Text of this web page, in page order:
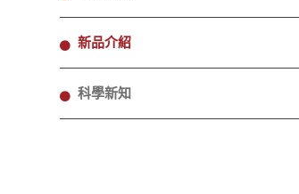
新品介紹
科學新知